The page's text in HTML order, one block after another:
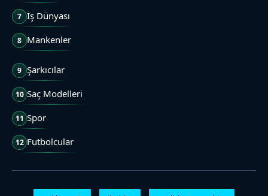
7 İş Dünyası
8 Mankenler
9 Şarkıcılar
10 Saç Modelleri
11 Spor
12 Futbolcular